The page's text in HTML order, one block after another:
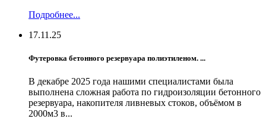
Подробнее...
17.11.25
Футеровка бетонного резервуара полиэтиленом. ...
В декабре 2025 года нашими специалистами была
выполнена сложная работа по гидроизоляции бетонного
резервуара, накопителя ливневых стоков, объёмом в
2000м3 в...